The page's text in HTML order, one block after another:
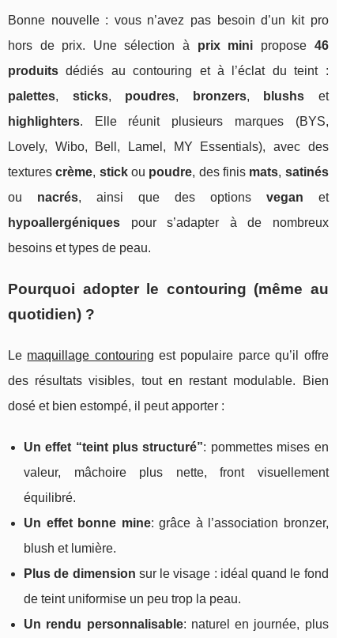
Bonne nouvelle : vous n’avez pas besoin d’un kit pro
hors de prix. Une sélection à prix mini propose 46
produits dédiés au contouring et à l’éclat du teint :
palettes, sticks, poudres, bronzers, blushs et
highlighters. Elle réunit plusieurs marques (BYS,
Lovely, Wibo, Bell, Lamel, MY Essentials), avec des
texturescrème, stickou poudre, des finis mats, satinés
ou nacrés, ainsi que des options vegan et
hypoallergéniques pour s’adapter à de nombreux
besoins et types de peau.
Pourquoi adopter le contouring (même au
quotidien) ?
Le maquillage contouring est populaire parce qu’il offre
des résultats visibles, tout en restant modulable. Bien
dosé et bien estompé, il peut apporter :
Un effet “teint plus structuré”: pommettes mises en
valeur, mâchoire plus nette, front visuellement
équilibré.
Un effet bonne mine: grâce à l’association bronzer,
blush et lumière.
Plus de dimension sur le visage : idéal quand le fond
de teint uniformise un peu trop la peau.
Un rendu personnalisable: naturel en journée, plus